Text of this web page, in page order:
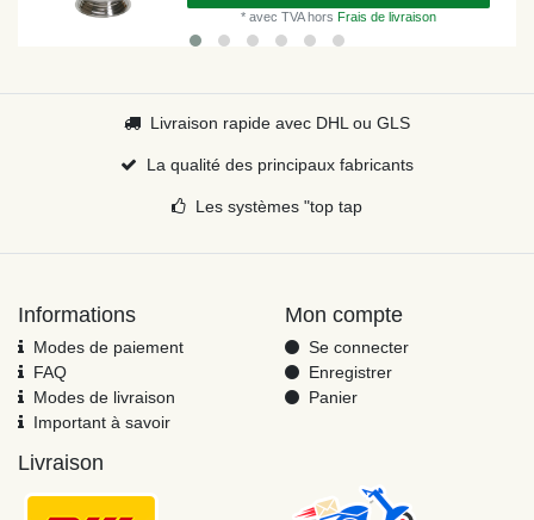
* avec TVAhors Frais de livraison
Livraison rapide avec DHL ou GLS
La qualité des principaux fabricants
Les systèmes "top tap
Informations
Modes de paiement
FAQ
Modes de livraison
Important à savoir
Mon compte
Se connecter
Enregistrer
Panier
Livraison